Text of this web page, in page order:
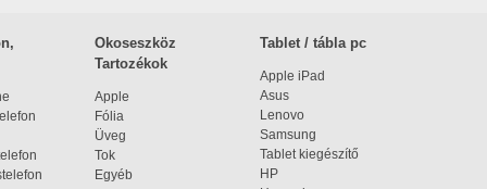
Okoseszköz
Tartozékok
Apple
Fólia
Üveg
Tok
Egyéb
Tablet / tábla pc
Apple iPad
Asus
Lenovo
Samsung
Tablet kiegészítő
HP